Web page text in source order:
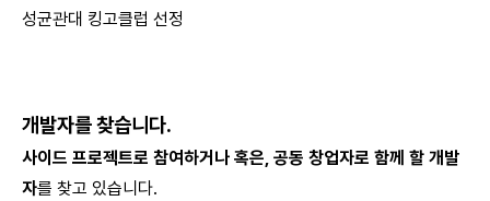
성균관대 킹고클럽 선정
개발자를 찾습니다.
사이드 프로젝트로 참여하거나 혹은, 공동 창업자로 함께 할 개발
자를 찾고 있습니다.